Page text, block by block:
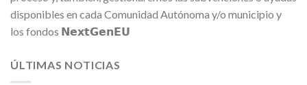
disponibles en cada Comunidad Autónoma y/o municipio y
los fondos 𝗡𝗲𝘅𝘁𝗚𝗲𝗻𝗘𝗨
ÚLTIMAS NOTICIAS